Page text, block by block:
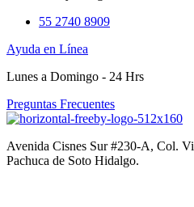
55 2740 8909
Ayuda en Línea
Lunes a Domingo - 24 Hrs
Preguntas Frecuentes
Avenida Cisnes Sur #230-A, Col.
Pachuca de Soto Hidalgo.